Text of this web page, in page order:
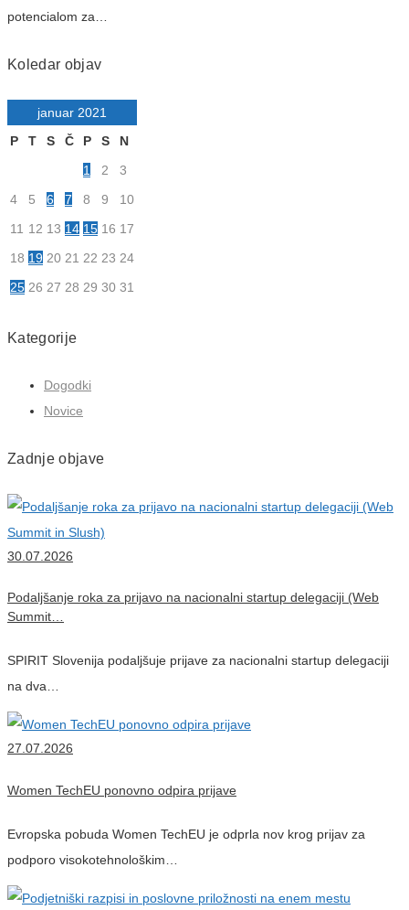
potencialom za…
Koledar objav
januar 2021
P
T S Č P S
N
1
2
3
4
5 6 7 8 9
10
11 12 13 14 15 16 17
18 19 20 21 22 23 24
25 26 27 28 29 30 31
Kategorije
Dogodki
Novice
Zadnje objave
30.07.2026
Podaljšanje roka za prijavo na nacionalni startup delegaciji (Web
Summit…
SPIRIT Slovenija podaljšuje prijave za nacionalni startup delegaciji
na dva…
27.07.2026
Women TechEU ponovno odpira prijave
Evropska pobuda Women TechEU je odprla nov krog prijav za
podporo visokotehnološkim…